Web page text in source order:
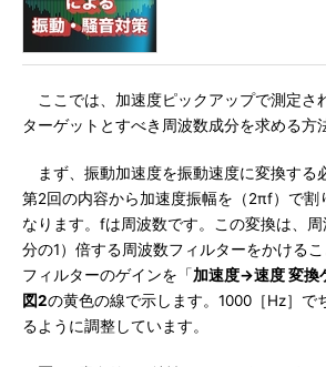
ここでは、加速度ピックアップで測定さ
ターゲットとすべき周波数成分を求める方
まず、振動加速度を振動速度に変換する
第2回の内容から加速度振幅を（2πf）で割
なります。fは周波数です。この変換は、
分の1）倍する周波数フィルターをかける
フィルターのゲインを「加速度→速度 変換
図2の黄色の線で示します。1000［Hz］で
るように調整しています。